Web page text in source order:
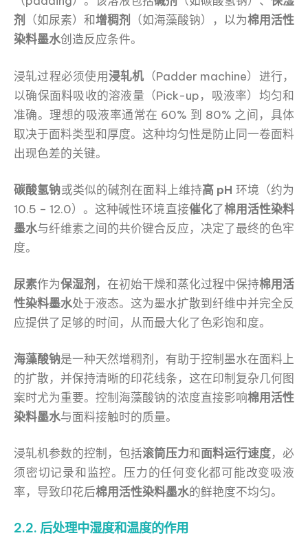
剂
（如尿素）和增稠剂 （如海藻酸钠），以为棉用活性
染料墨水创造反应条件。
浸轧过程必须使用浸轧机 （Padder machine）进行，
以确保面料吸收的溶液量（Pick-up，吸液率）均匀和
准确。理想的吸液率通常在 60% 到 80% 之间，具体
取决于面料类型和厚度。这种均匀性是防止同一卷面料
出现色差的关键。
碳酸氢钠或类似的碱剂在面料上维持高 pH 环境（约为
10.5 – 12.0）。这种碱性环境直接催化了棉用活性染料
墨水与纤维素之间的共价键合反应，决定了最终的色牢
度。
尿素作为保湿剂 ，在初始干燥和蒸化过程中保持棉用活
性染料墨水处于液态。这为墨水扩散到纤维中并完全反
应提供了足够的时间，从而最大化了色彩饱和度。
海藻酸钠是一种天然增稠剂，有助于控制墨水在面料上
的扩散，并保持清晰的印花线条，这在印制复杂几何图
案时尤为重要。控制海藻酸钠的浓度直接影响棉用活性
染料墨水与面料接触时的质量。
浸轧机参数的控制，包括滚筒压力和面料运行速度，必
须密切记录和监控。压力的任何变化都可能改变吸液
率，导致印花后棉用活性染料墨水的鲜艳度不均匀。
2.2. 后处理中湿度和温度的作用